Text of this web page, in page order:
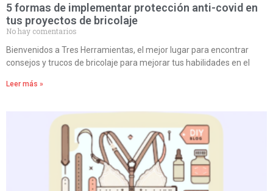
5 formas de implementar protección anti-covid en
tus proyectos de bricolaje
No hay comentarios
Bienvenidos a Tres Herramientas, el mejor lugar para encontrar
consejos y trucos de bricolaje para mejorar tus habilidades en el
Leer más »